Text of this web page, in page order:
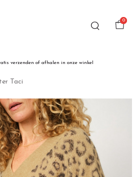
0
verzenden of afhalen in onze winkel
Taci